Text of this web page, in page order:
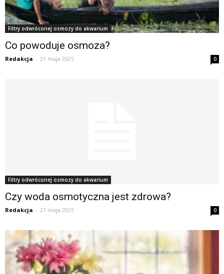
Filtry odwróconej osmozy do akwarium
Co powoduje osmoza?
Redakcja - 21 maja 2025 0
Filtry odwróconej osmozy do akwarium
Czy woda osmotyczna jest zdrowa?
Redakcja - 21 maja 2025 0